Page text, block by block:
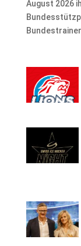
August 2026